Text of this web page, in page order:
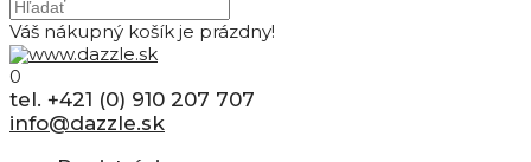
Váš nákupný košík je prázdny!
0
tel. +421 (0) 910 207 707
info@dazzle.sk